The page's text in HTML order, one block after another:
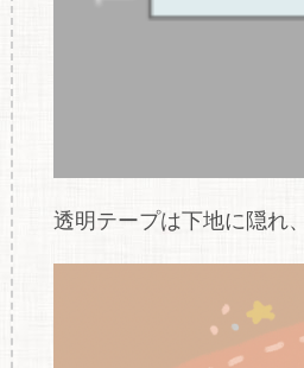
透明テープは下地に隠れ